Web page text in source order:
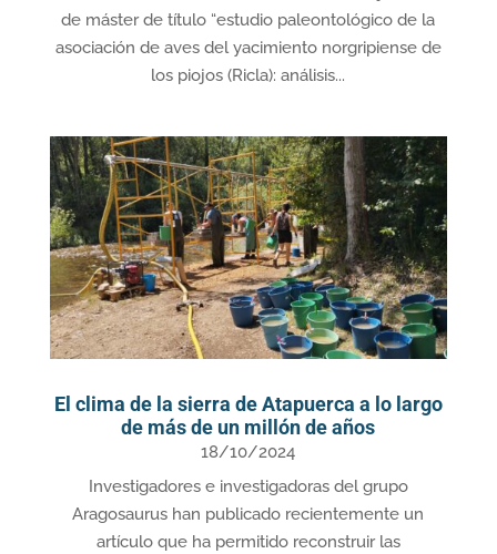
de máster de título “estudio paleontológico de la
asociación de aves del yacimiento norgripiense de
los piojos (Ricla): análisis...
El clima de la sierra de Atapuerca a lo largo
de más de un millón de años
18/10/2024
Investigadores e investigadoras del grupo
Aragosaurus han publicado recientemente un
artículo que ha permitido reconstruir las